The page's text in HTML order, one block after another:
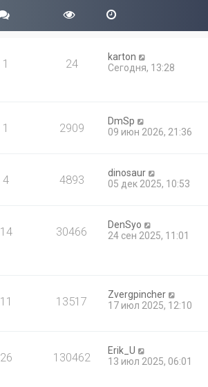
ю
с
б
м
б
щ
ю
1 24
karton
Сегодня, 13:28
1 2909
DmSp
09 июн 2026, 21:36
4 4893
dinosaur
05 дек 2025, 10:53
14 30466
DenSyo
24 сен 2025, 11:01
11 13517
Zvergpincher
17 июл 2025, 12:10
26 130462
Erik_U
13 июл 2025, 06:01